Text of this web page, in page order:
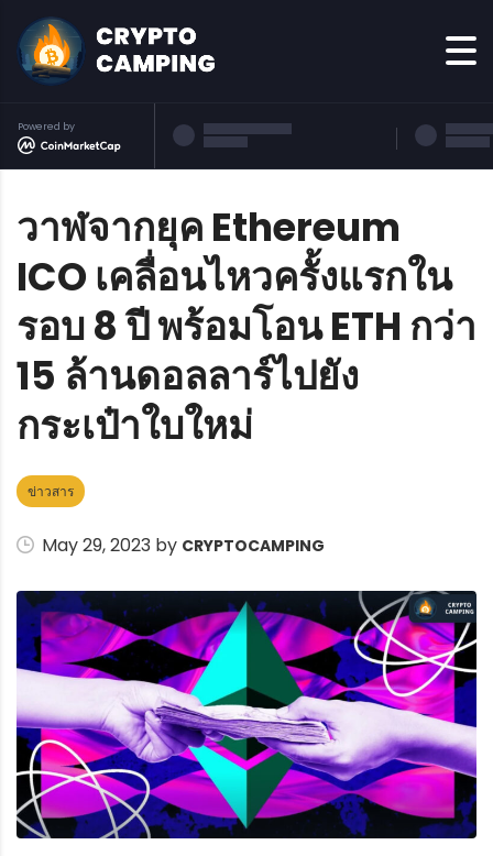
Powered by
วาฬจากยุค Ethereum
ICO เคลื่อนไหวครั้งแรกใน
รอบ 8 ปี พร้อมโอน ETH กว่า
15 ล้านดอลลาร์ไปยัง
กระเป๋าใบใหม่
ข่าวสาร
May 29, 2023 by CRYPTOCAMPING